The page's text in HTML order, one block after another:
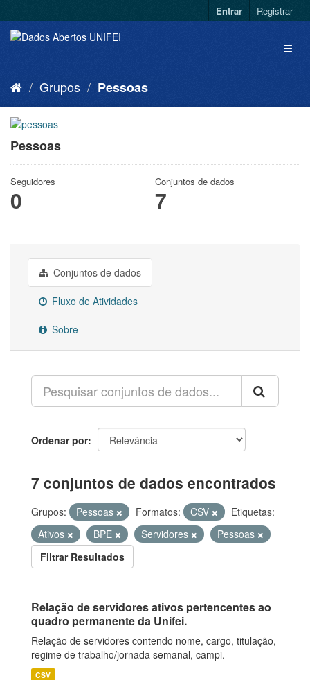
Entrar Registrar
Grupos Pessoas
Pessoas
Seguidores
0
Conjuntos de dados
7
Conjuntos de dados
Fluxo de Atividades
Sobre
Ordenar por
7 conjuntos de dados encontrados
Grupos: Pessoas Formatos: CSV
Etiquetas:
Ativos
BPE Servidores
Pessoas
Filtrar Resultados
Relação de servidores ativos pertencentes ao
quadro permanente da Unifei.
Relação de servidores contendo nome, cargo, titulação,
regime de trabalho/jornada semanal, campi.
CSV